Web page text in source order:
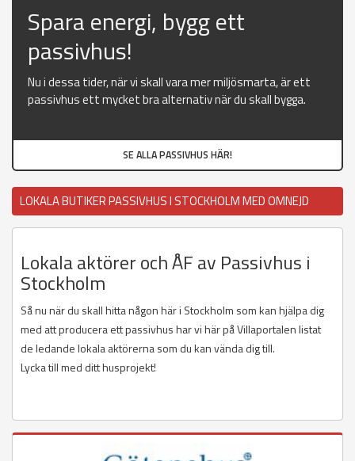
Spara energi, bygg ett
passivhus!
Nu i dessa tider, när vi skall vara mer miljösmarta, är ett
passivhus ett mycket bra alternativ när du skall bygga.
SE ALLA PASSIVHUS HÄR!
LOKALA BUTIKER PASSIVHUS I STOCKHOLM MED OMNEJD
Lokala aktörer och ÅF av Passivhus i
Stockholm
Så nu när du skall hitta någon här i Stockholm som kan hjälpa dig
med att producera ett passivhus har vi här på Villaportalen listat
de ledande lokala aktörerna som du kan vända dig till.
Lycka till med ditt husprojekt!